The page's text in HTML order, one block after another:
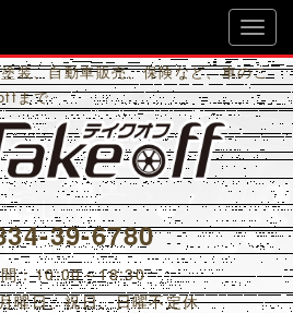
装、自動車販売、保険など、車のこ
まで
39-6780
：10:00～18:30
曜日、祝日、日曜不定休